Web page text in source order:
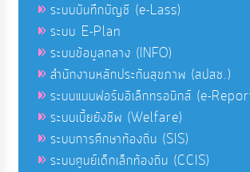
ระบบบันทึกบัญชี (e-Lass)
ระบบ E-Plan
ระบบข้อมูลกลาง (INFO)
สำนักงานหลักประกันสุขภาพ (สปสช.)
ระบบแบบฟอร์มอิเล็กทรอนิกส์ (e-
ระบบเบี้ยยังชีพ (Welfare)
ระบบการศึกษาท้องถิ่น (SIS)
ระบบศูนย์เด็กเล็กท้องถิ่น (CCIS)